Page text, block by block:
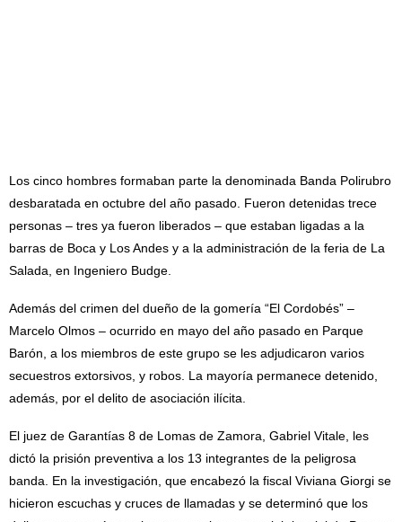
Los cinco hombres formaban parte la denominada Banda Polirubro
desbaratada en octubre del año pasado. Fueron detenidas trece
personas – tres ya fueron liberados – que estaban ligadas a la
barras de Boca y Los Andes y a la administración de la feria de La
Salada, en Ingeniero Budge.
Además del crimen del dueño de la gomería “El Cordobés” –
Marcelo Olmos – ocurrido en mayo del año pasado en Parque
Barón, a los miembros de este grupo se les adjudicaron varios
secuestros extorsivos, y robos. La mayoría permanece detenido,
además, por el delito de asociación ilícita.
El juez de Garantías 8 de Lomas de Zamora, Gabriel Vitale, les
dictó la prisión preventiva a los 13 integrantes de la peligrosa
banda. En la investigación, que encabezó la fiscal Viviana Giorgi se
hicieron escuchas y cruces de llamadas y se determinó que los